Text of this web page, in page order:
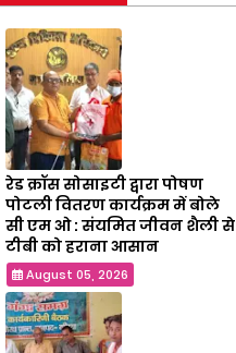
रेड क्रॉस सोसाइटी द्वारा पोषण
पोटली वितरण कार्यक्रम में बोले
सी एम ओ : संयमित जीवन शैली से
टीबी को हराना आसान
August 05, 2026